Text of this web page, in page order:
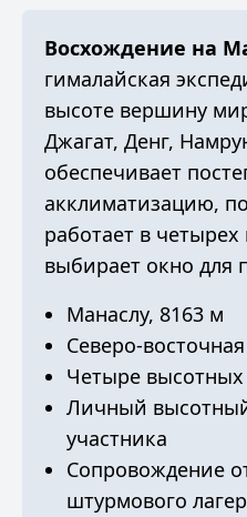
Восхождение на
гималайская
высоте вершину
Джагат, Денг,
обеспечивает
акклиматизацию,
работает в
выбирает окно для
Манаслу, 8163 м
Северо-
Четыре высотных
Личный
участника
Сопровождение
штурмового